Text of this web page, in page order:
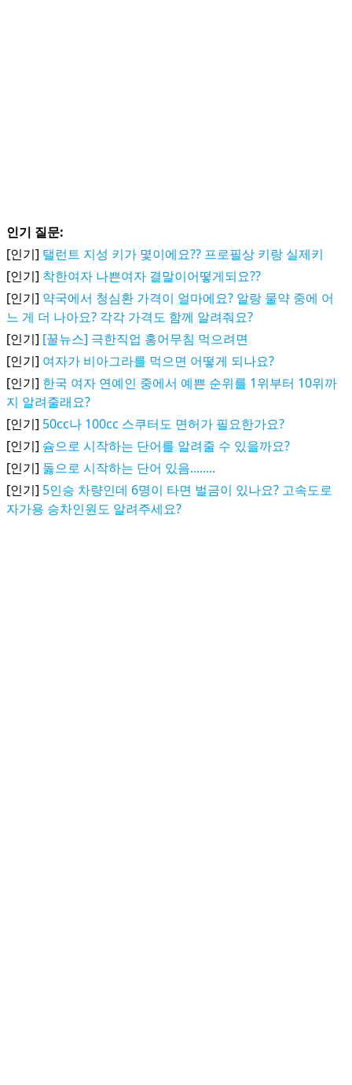
인기 질문:
[인기] 탤런트 지성 키가 몇이에요?? 프로필상 키랑 실제키
[인기] 착한여자 나쁜여자 결말이어떻게되요??
[인기] 약국에서 청심환 가격이 얼마에요? 알랑 물약 중에 어
느 게 더 나아요? 각각 가격도 함께 알려줘요?
[인기] [꿀뉴스] 극한직업 홍어무침 먹으려면
[인기] 여자가 비아그라를 먹으면 어떻게 되나요?
[인기] 한국 여자 연예인 중에서 예쁜 순위를 1위부터 10위까
지 알려줄래요?
[인기] 50cc나 100cc 스쿠터도 면허가 필요한가요?
[인기] 슘으로 시작하는 단어를 알려줄 수 있을까요?
[인기] 돓으로 시작하는 단어 있음........
[인기] 5인승 차량인데 6명이 타면 벌금이 있나요? 고속도로
자가용 승차인원도 알려주세요?